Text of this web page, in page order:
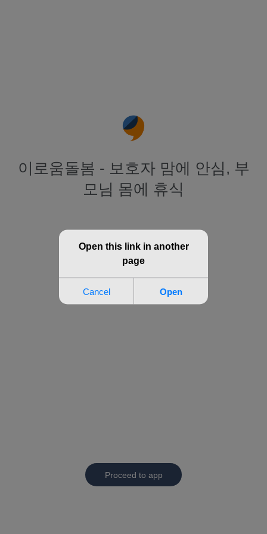
이로움돌봄 - 보호자 맘에 안심, 부
모님 몸에 휴식
Proceed to app